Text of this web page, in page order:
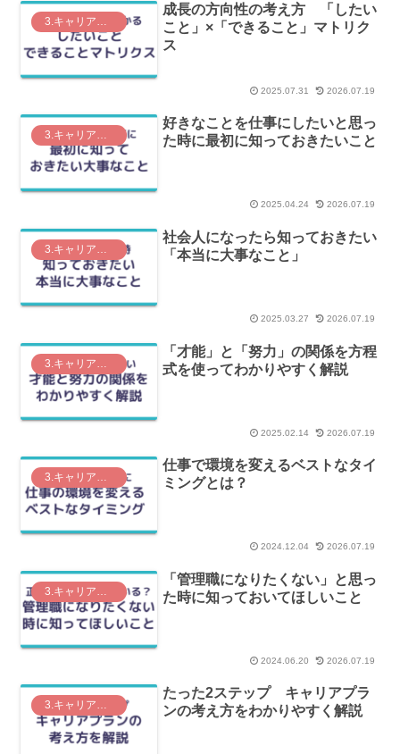
成長の方向性の考え方 「したい
こと」×「できること」マトリク
ス
2025.07.31 2026.07.19
3.キャリアプラン
好きなことを仕事にしたいと思っ
た時に最初に知っておきたいこと
2025.04.24 2026.07.19
3.キャリアプラン
社会人になったら知っておきたい
「本当に大事なこと」
2025.03.27 2026.07.19
「才能」と「努力」の関係を方程
式を使ってわかりやすく解説
2025.02.14 2026.07.19
3.キャリアプラン
仕事で環境を変えるベストなタイ
ミングとは？
2024.12.04 2026.07.19
「管理職になりたくない」と思っ
た時に知っておいてほしいこと
2024.06.20 2026.07.19
3.キャリアプラン
たった2ステップ キャリアプラ
ンの考え方をわかりやすく解説